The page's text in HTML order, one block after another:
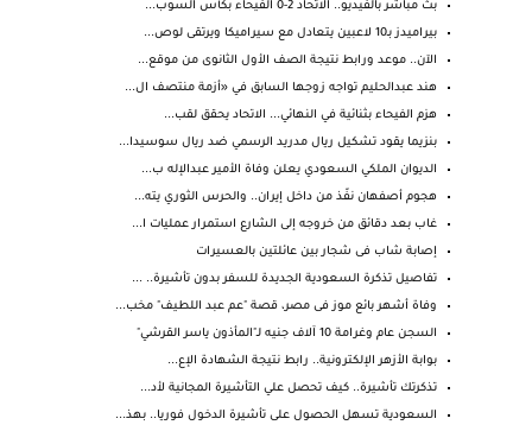
بث مباشر بالفيديو.. الاتحاد 2-0 الفيحاء بكأس السوب...
بيراميدز بـ10 لاعبين يتعادل مع سيراميكا ويرتقى لوص...
الآن.. موعد ورابط نتيجة الصف الأول الثانوى من موقع...
هند عبدالحليم تواجه زوجها السابق في «أزمة منتصف ال...
هزم الفيحاء بثنائية في النهائي... الاتحاد يحقق لقب...
بنزيما يقود تشكيل ريال مدريد الرسمي ضد ريال سوسيدا...
الديوان الملكي السعودي يعلن وفاة الأمير عبدالإله ب...
هجوم أصفهان نفّذ من داخل إيران.. والحرس الثوري يته...
غاب بعد دقائق من خروجه إلى الشارع استمرار عمليات ا...
إصابة شاب فى شجار بين عائلتين بالعسيرات
تفاصيل تذكرة السعودية الجديدة للسفر بدون تأشيرة.. ...
وفاة أشهر بائع موز فى مصر، قصة "عم عبد اللطيف" مخب...
السجن عام وغرامة 10 آلاف جنيه لـ"المأذون ياسر القرشي"
بوابة الأزهر الإلكترونية.. رابط نتيجة الشهادة الإع...
تذكرتك تأشيرة.. كيف تحصل علي التأشيرة المجانية لأد...
السعودية تسهل الحصول على تأشيرة الدخول فوريا.. بهذ...